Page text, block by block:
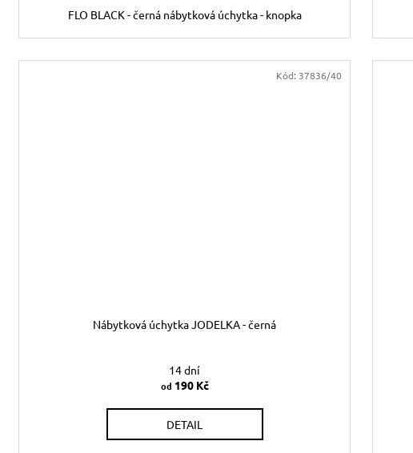
FLO BLACK - černá nábytková úchytka - knopka
Nábytková úchytka JODELKA - černá
14 dní
od 190 Kč
DETAIL
Kód: 37836/40